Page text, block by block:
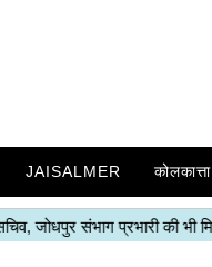
JAISALMER कोलकात्ता